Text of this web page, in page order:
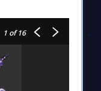
1 of 16